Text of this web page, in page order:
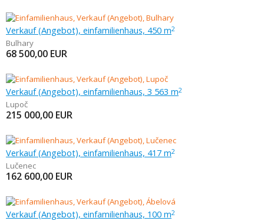
Verkauf (Angebot), einfamilienhaus, 450 m2
Bulhary
68 500,00 EUR
Verkauf (Angebot), einfamilienhaus, 3 563 m2
Lupoč
215 000,00 EUR
Verkauf (Angebot), einfamilienhaus, 417 m2
Lučenec
162 600,00 EUR
Verkauf (Angebot), einfamilienhaus, 100 m2